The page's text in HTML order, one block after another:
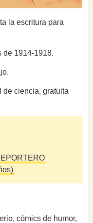
la escritura para
de 1914-1918.
de ciencia, gratuita
cómics de humor,